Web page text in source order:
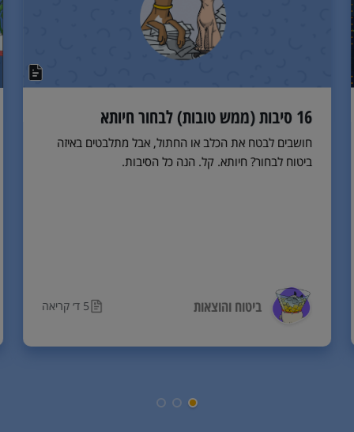
16 סיבות (ממש טובות) לבחור חיותא
חושבים לבטח את הכלב או החתול, אבל מתלבטים באיזה
ביטוח לבחור? חיותא. קל. הנה כל הסיבות.
ביטוח והוצאות 5 ד׳ קריאה